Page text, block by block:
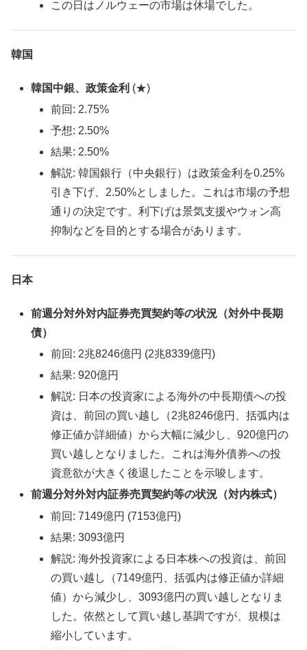
この日はノルウェーの市場は休場でした。
韓国
韓国中銀、政策金利 (★)
前回: 2.75%
予想: 2.50%
結果: 2.50%
解説: 韓国銀行（中央銀行）は政策金利を0.25%
引き下げ、2.50%としました。これは市場の予想
通りの決定です。利下げは景気支援やウォン高
抑制などを目的とする場合があります。
日本
前週分対外対内証券売買契約等の状況（対外中長期
債）
前回: 2兆8246億円 (2兆8339億円)
結果: 920億円
解説: 日本の投資家による海外の中長期債への投
資は、前回の買い越し（2兆8246億円、括弧内は
修正値か詳細値）から大幅に減少し、920億円の
買い越しとなりました。これは海外債券への投
資意欲が大きく後退したことを示唆します。
前週分対外対内証券売買契約等の状況（対内株式）
前回: 7149億円 (7153億円)
結果: 3093億円
解説: 海外投資家による日本株への投資は、前回
の買い越し（7149億円、括弧内は修正値か詳細
値）から減少し、3093億円の買い越しとなりま
した。依然として買い越し基調ですが、規模は
縮小しています。